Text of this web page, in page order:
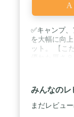
✅キャンプ
を大幅に向
ット。 【こ
地面のデコ
す。また、
シャットア
きます。さ
ム構造は空
みんなのレ
まだレビュ